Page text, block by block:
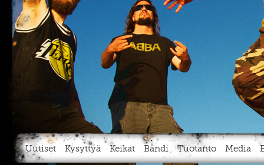
Uutiset Kysyttyä Keikat Bändi Tuotanto Media